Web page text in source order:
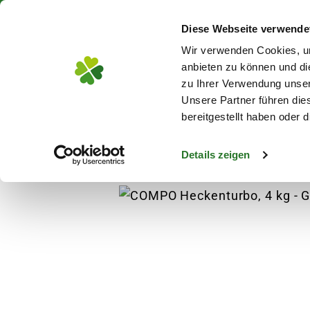
Diese Webseite
Wir verwenden Cookies,
anbieten zu können und
zu Ihrer Verwendung
Unsere Partner führen
bereitgestellt haben oder
Details zeigen
Blumen
Pflanzen Bodendecker COMPO